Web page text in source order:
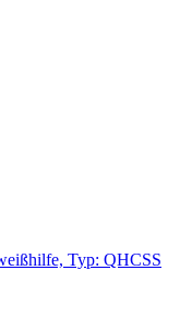
Typ: QHCSS